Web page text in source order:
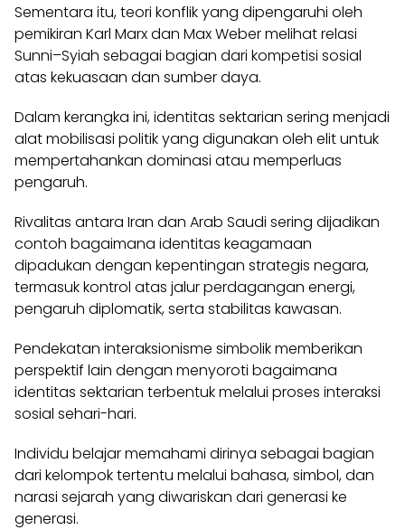
Sementara itu, teori konflik yang dipengaruhi oleh
pemikiran Karl Marx dan Max Weber melihat relasi
Sunni–Syiah sebagai bagian dari kompetisi sosial
atas kekuasaan dan sumber daya.
Dalam kerangka ini, identitas sektarian sering menjadi
alat mobilisasi politik yang digunakan oleh elit untuk
mempertahankan dominasi atau memperluas
pengaruh.
Rivalitas antara Iran dan Arab Saudi sering dijadikan
contoh bagaimana identitas keagamaan
dipadukan dengan kepentingan strategis negara,
termasuk kontrol atas jalur perdagangan energi,
pengaruh diplomatik, serta stabilitas kawasan.
Pendekatan interaksionisme simbolik memberikan
perspektif lain dengan menyoroti bagaimana
identitas sektarian terbentuk melalui proses interaksi
sosial sehari-hari.
Individu belajar memahami dirinya sebagai bagian
dari kelompok tertentu melalui bahasa, simbol, dan
narasi sejarah yang diwariskan dari generasi ke
generasi.